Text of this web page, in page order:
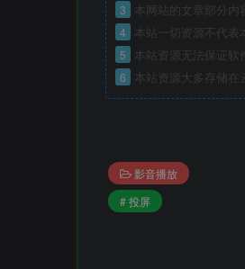
3 本网站的文章部分
4 本站一切资源不代表
5 本站资源无法保证
6 本站资源大多存储在
影音播放
# 投屏